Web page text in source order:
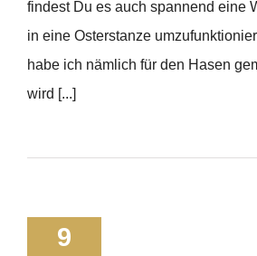
findest Du es auch spannend eine
in eine Osterstanze
habe ich nämlich für den Hasen
wird [...]
9